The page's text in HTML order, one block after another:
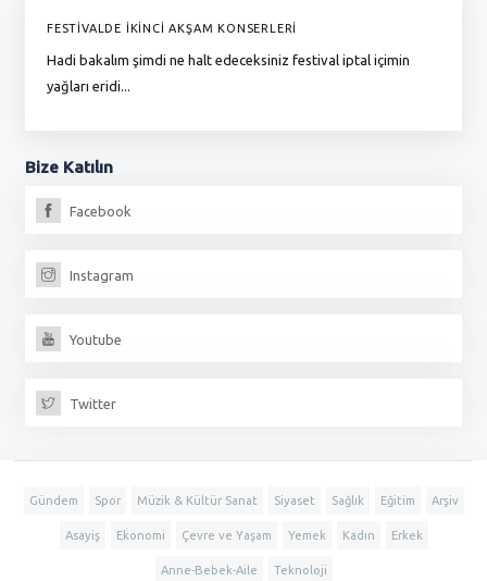
FESTİVALDE İKİNCİ AKŞAM KONSERLERİ
Hadi bakalım şimdi ne halt edeceksiniz festival iptal içimin
yağları eridi...
Bize Katılın
Facebook
Instagram
Youtube
Twitter
Gündem Spor Müzik & Kültür Sanat Siyaset Sağlık Eğitim Arşiv
Asayiş Ekonomi Çevre ve Yaşam Yemek Kadın Erkek
Anne-Bebek-Aile Teknoloji